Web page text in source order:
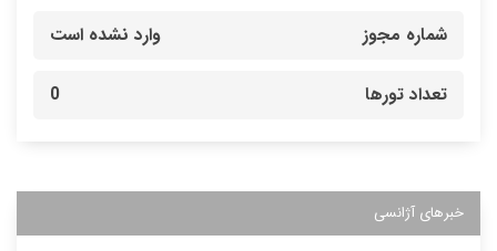
شماره مجوز وارد نشده است
تعداد تورها 0
خبرهای آژانسی